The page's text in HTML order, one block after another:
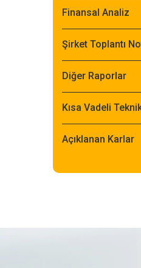
Finansal Analiz
Şirket Toplantı
Diğer Raporlar
Kısa Vadeli
Açıklanan Karlar